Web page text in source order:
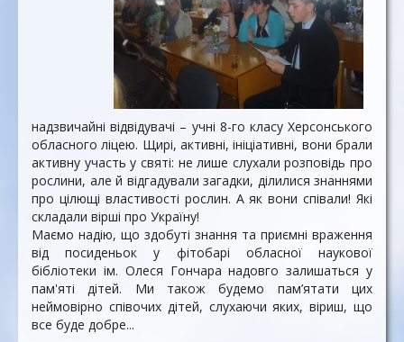
надзвичайні відвідувачі – учні 8-го класу Херсонського
обласного ліцею. Щирі, активні, ініціативні, вони брали
активну участь у святі: не лише слухали розповідь про
рослини, але й відгадували загадки, ділилися знаннями
про цілющі властивості рослин. А як вони співали! Які
складали вірші про Україну!
Маємо надію, що здобуті знання та приємні враження
від посиденьок у фітобарі обласної наукової
бібліотеки ім. Олеся Гончара надовго залишаться у
пам'яті дітей. Ми також будемо пам’ятати цих
неймовірно співочих дітей, слухаючи яких, віриш, що
все буде добре...